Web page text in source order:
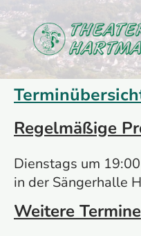
Regelmäßige
Dienstags um
in der Sängerhalle
Weitere Termine